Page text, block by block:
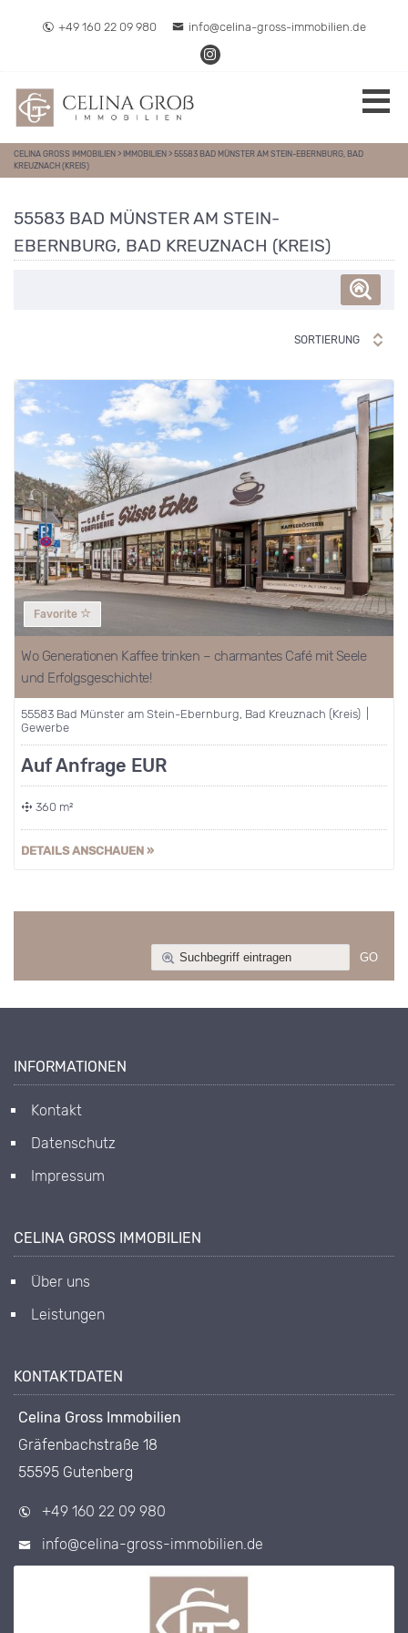
+49 160 22 09 980
info@celina-gross-immobilien.de
CELINA GROSS IMMOBILIEN > IMMOBILIEN > 55583 BAD MÜNSTER AM STEIN-EBERNBURG, BAD
KREUZNACH (KREIS)
55583 BAD MÜNSTER AM STEIN-
EBERNBURG, BAD KREUZNACH (KREIS)
SORTIERUNG
Favorite
Wo Generationen Kaffee trinken – charmantes Café mit Seele
und Erfolgsgeschichte!
55583 Bad Münster am Stein-Ebernburg, Bad Kreuznach (Kreis) |
Gewerbe
Auf Anfrage EUR
360 m²
DETAILS ANSCHAUEN »
INFORMATIONEN
Kontakt
Datenschutz
Impressum
CELINA GROSS IMMOBILIEN
Über uns
Leistungen
KONTAKTDATEN
Celina Gross Immobilien
Gräfenbachstraße 18
55595 Gutenberg
+49 160 22 09 980
info@celina-gross-immobilien.de